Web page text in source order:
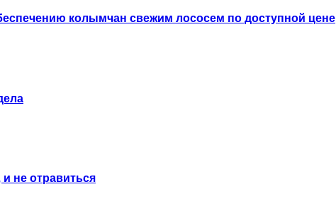
колымчан свежим лососем по доступной цене
не отравиться